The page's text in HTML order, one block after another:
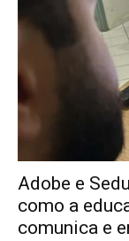
Adobe e
como a
comunica e